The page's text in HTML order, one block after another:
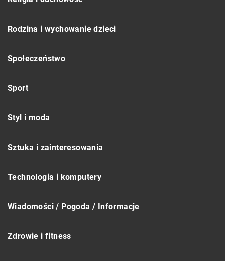
Rodzina i wychowanie dzieci
Społeczeństwo
Sport
Styl i moda
Sztuka i zainteresowania
Technologia i komputery
Wiadomości / Pogoda / Informacje
Zdrowie i fitness